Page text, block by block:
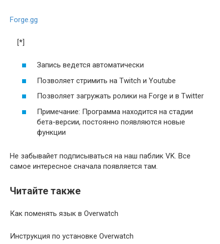
Forge.gg
[*]
Запись ведется автоматически
Позволяет стримить на Twitch и Youtube
Позволяет загружать ролики на Forge и в Twitter
Примечание: Программа находится на стадии
бета-версии, постоянно появляются новые
функции
Не забывайет подписываться на наш паблик VK. Все
самое интересное сначала появляется там.
Читайте также
Как поменять язык в Overwatch
Инструкция по установке Overwatch